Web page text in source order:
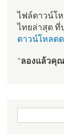
ไฟล์ดาวน์โ
ไทยล่าสุด
ดาวน์โหลด
"ลองแล้วคุ
ฟอร์มค้นหา